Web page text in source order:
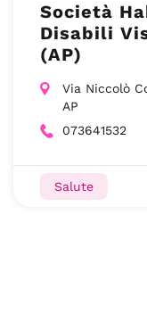
Società
Disabili
(AP)
Via Niccolò
AP
073641532
Salute